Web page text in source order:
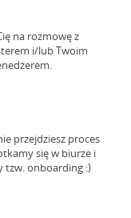
na rozmowę z
i/lub Twoim
przejdziesz proces
się w biurze i
tzw. onboarding :)